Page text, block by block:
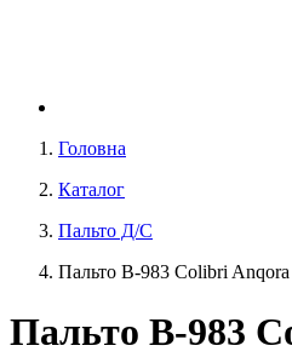
Головна
Каталог
Пальто Д/С
Пальто В-983 Colibri
Пальто В-983